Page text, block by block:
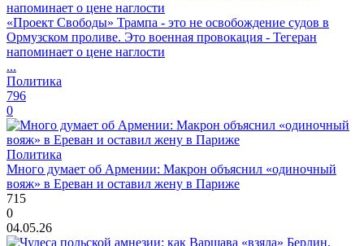
«Проект Свободы» Трампа - это не освобождение судов в
Ормузском проливе. Это военная провокация - Тегеран
напоминает о цене наглости
...
Политика
796
0
Политика
Много думает об Армении: Макрон объяснил «одиночный
вояж» в Ереван и оставил жену в Париже
715
0
04.05.26